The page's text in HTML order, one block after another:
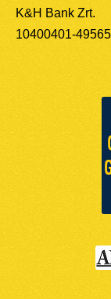
K&H Bank Zrt.
10400401-